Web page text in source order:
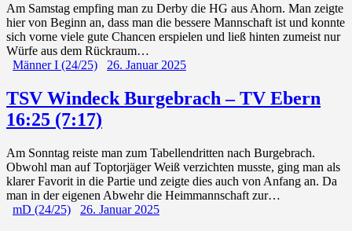
Am Samstag empfing man zu Derby die HG aus Ahorn. Man zeigte
hier von Beginn an, dass man die bessere Mannschaft ist und konnte
sich vorne viele gute Chancen erspielen und ließ hinten zumeist nur
Würfe aus dem Rückraum…
Männer I (24/25)
26. Januar 2025
TSV Windeck Burgebrach – TV Ebern
16:25 (7:17)
Am Sonntag reiste man zum Tabellendritten nach Burgebrach.
Obwohl man auf Toptorjäger Weiß verzichten musste, ging man als
klarer Favorit in die Partie und zeigte dies auch von Anfang an. Da
man in der eigenen Abwehr die Heimmannschaft zur…
mD (24/25)
26. Januar 2025